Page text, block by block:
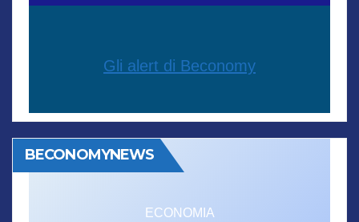
Gli alert di Beconomy
BECONOMYNEWS
ECONOMIA